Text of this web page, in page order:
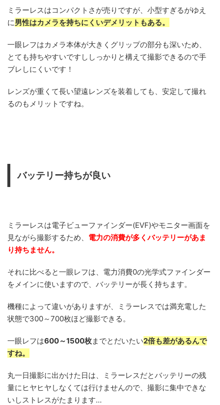
ミラーレスはコンパクトさが売りですが、小型すぎるがゆえ
に男性はカメラを持ちにくいデメリットもある。
一眼レフはカメラ本体が大きくグリップの部分も深いため、
とても持ちやすいですししっかりと構えて撮影できるので手
ブレしにくいです！
レンズが重くて長い望遠レンズを装着しても、安定して撮れ
るのもメリットですね。
バッテリー持ちが良い
ミラーレスは電子ビューファインダー(EVF)やモニター画面を
見ながら撮影するため、 電力の消費が多くバッテリーがあま
り持ちません。
それに比べると一眼レフは、電力消費0の光学式ファインダー
をメインに使いますので、バッテリーが長く持ちます。
機種によって違いがありますが、ミラーレスでは満充電した
状態で300～700枚ほど撮影できる。
一眼レフは600～1500枚までとだいたい2倍も差があるんで
すね。
丸一日撮影に出かけた日は、ミラーレスだとバッテリーの残
量にヒヤヒヤしなくては行けませんので、撮影に集中できな
いしストレスがたまります…